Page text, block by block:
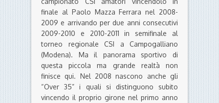
finale al Paolo Mazza Ferrara nel 2008-
2009 e arrivando per due anni consecutivi
2009-2010 e 2010-2011 in semifinale al
torneo regionale CSI a Campogalliano
(Modena). Ma il panorama sportivo di
questa piccola ma grande realtà non
finisce qui. Nel 2008 nascono anche gli
“Over 35” i quali si distinguono subito
vincendo il proprio girone nel primo anno